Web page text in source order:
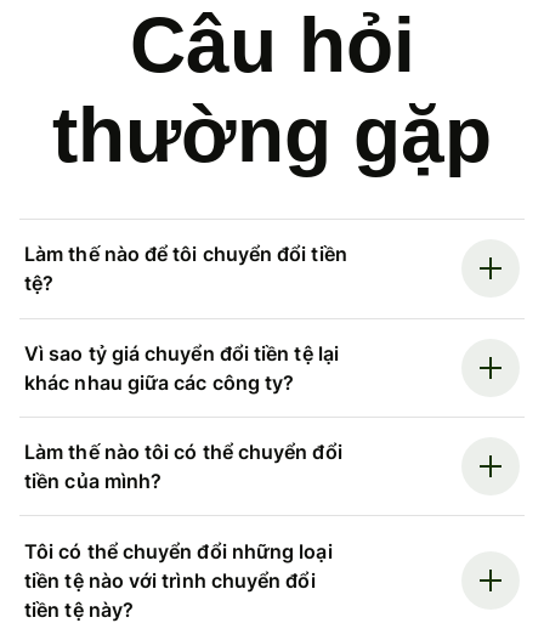
Câu hỏi
thường gặp
Làm thế nào để tôi chuyển đổi tiền
tệ?
Vì sao tỷ giá chuyển đổi tiền tệ lại
khác nhau giữa các công ty?
Làm thế nào tôi có thể chuyển đổi
tiền của mình?
Tôi có thể chuyển đổi những loại
tiền tệ nào với trình chuyển đổi
tiền tệ này?